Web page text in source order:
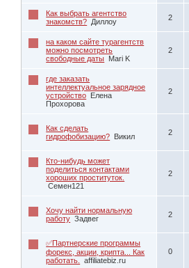
Как выбрать агентство
знакомств? Диллоу 2
на каком сайте турагентств
можно посмотреть
свободные даты Mari K
2
где заказать
интеллектуальное зарядное
устройство Елена
Прохорова
2
Как сделать
гидрофобизацию? Викил 2
Кто-нибудь может
поделиться контактами
хороших проституток.
Семен121
2
Хочу найти нормальную
работу Задвег 2
✅Партнерские программы
форекс, акции, крипта... Как
работать.
affiliatebiz.ru
0